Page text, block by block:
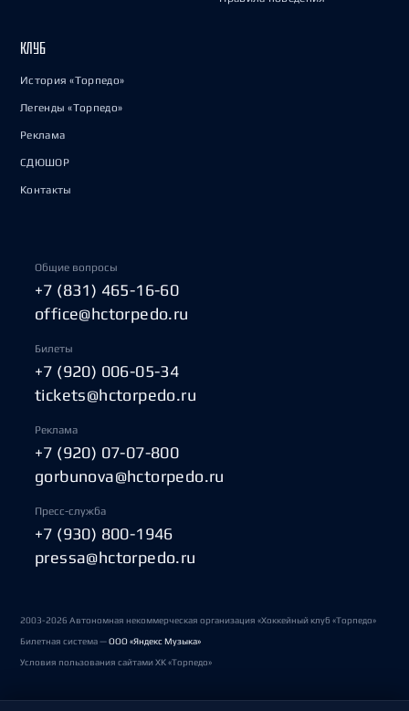
КЛУБ
История «Торпедо»
Легенды «Торпедо»
Реклама
СДЮШОР
Контакты
Общие вопросы
+7 (831) 465-16-60
office@hctorpedo.ru
Билеты
+7 (920) 006-05-34
tickets@hctorpedo.ru
Реклама
+7 (920) 07-07-800
gorbunova@hctorpedo.ru
Пресс-служба
+7 (930) 800-1946
pressa@hctorpedo.ru
2003-2026 Автономная некоммерческая организация «Хоккейный клуб «Торпедо»
Билетная система —ООО «Яндекс Музыка»
Условия пользования сайтами ХК «Торпедо»